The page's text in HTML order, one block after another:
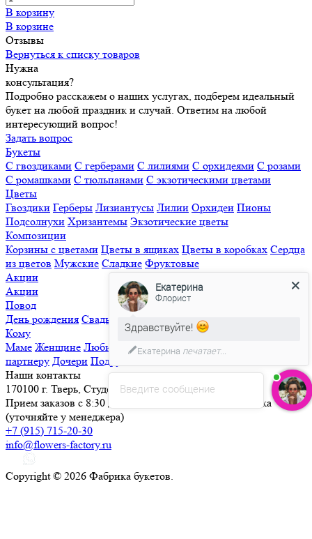
В корзину
В корзине
Отзывы
Вернуться к списку товаров
Нужна
консультация?
Подробно расскажем о наших услугах, подберем идеальный
букет на любой праздник и случай. Ответим на любой
интересующий вопрос!
Задать вопрос
Букеты
С гвоздиками С герберами С лилиями С орхидеями С розами
С ромашками С тюльпанами С экзотическими цветами
Цветы
Гвоздики Герберы Лизиантусы Лилии Орхидеи Пионы
Подсолнухи Хризантемы Экзотические цветы
Композиции
Корзины с цветами Цветы в ящиках Цветы в коробках Сердца
из цветов Мужские Сладкие Фруктовые
Акции
Акции
Повод
День рождения Свадьба Извинения
Кому
Маме Женщине Любимой Семье Мужчине Ребенку
партнеру Дочери Подруге
Наши контакты
170100 г. Тверь, Студенческий переулок, д. 25
Прием заказов с 8:30 до 21:30, круглосуточная доставка
(уточняйте у менеджера)
+7 (915) 715-20-30
info@flowers-factory.ru
Copyright © 2026 Фабрика букетов.
Введите сообщение
Екатерина
Флорист
Здравствуйте!
Екатерина печатает...